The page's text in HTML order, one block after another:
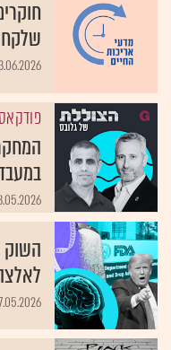
שלקחו